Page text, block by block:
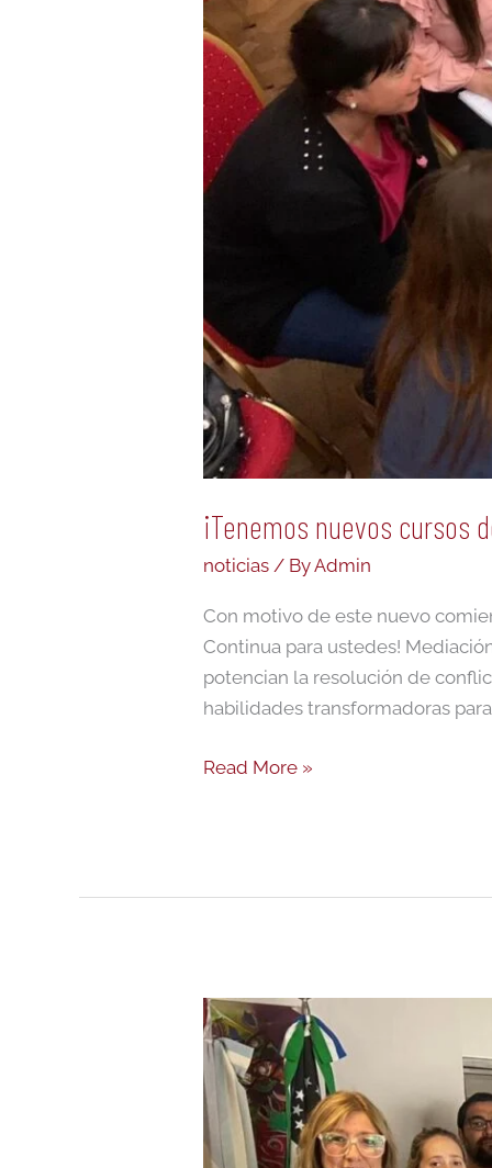
¡Tenemos nuevos
noticias / ByAdmin
Con motivo de este nuevo
Continua para ustedes!
potencian la resolución de
habilidades transformadoras
Read More »
¡Gracias
Bariloche!